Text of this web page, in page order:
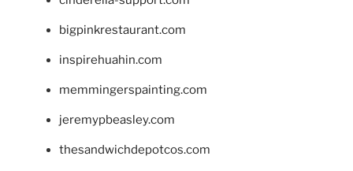
bigpinkrestaurant.com
inspirehuahin.com
memmingerspainting.com
jeremypbeasley.com
thesandwichdepotcos.com